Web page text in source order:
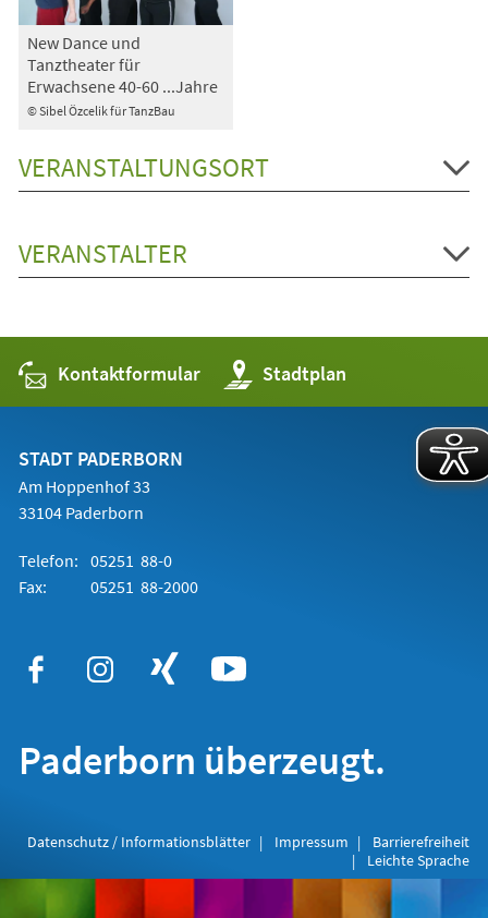
© Sibel Özcelik für TanzBau
New Dance und
Tanztheater für
Erwachsene 40-60 ...Jahre
VERANSTALTUNGSORT
VERANSTALTER
Kontaktformular Stadtplan
(Öffnet
in
einem
STADT PADERBORN
Am Hoppenhof 33
33104 Paderborn
Telefon: 05251 88-0
Fax:
05251 88-2000
Paderborn überzeugt.
Datenschutz / Informationsblätter Impressum
Barrierefreiheit
Leichte Sprache